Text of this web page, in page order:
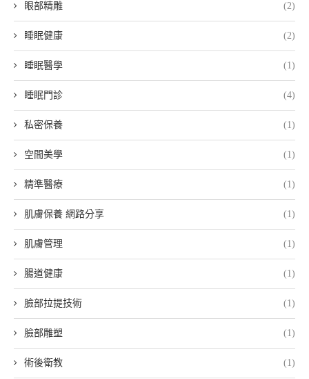
眼部精雕 (2)
睡眠健康 (2)
睡眠醫學 (1)
睡眠門診 (4)
私密保養 (1)
空間美學 (1)
精準醫療 (1)
肌膚保養 網路分享 (1)
肌膚管理 (1)
腸道健康 (1)
臉部拉提技術 (1)
臉部雕塑 (1)
術後衛教 (1)